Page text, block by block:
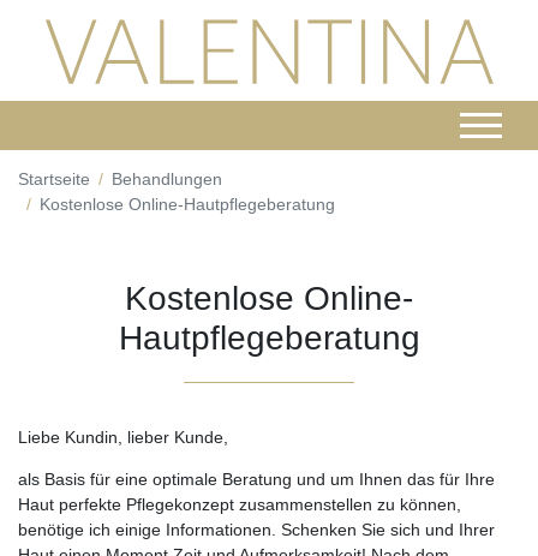
Startseite
Behandlungen
Kostenlose Online-Hautpflegeberatung
Kostenlose Online-
Hautpflegeberatung
Liebe Kundin, lieber Kunde,
als Basis für eine optimale Beratung und um Ihnen das für Ihre
Haut perfekte Pflegekonzept zusammenstellen zu können,
benötige ich einige Informationen. Schenken Sie sich und Ihrer